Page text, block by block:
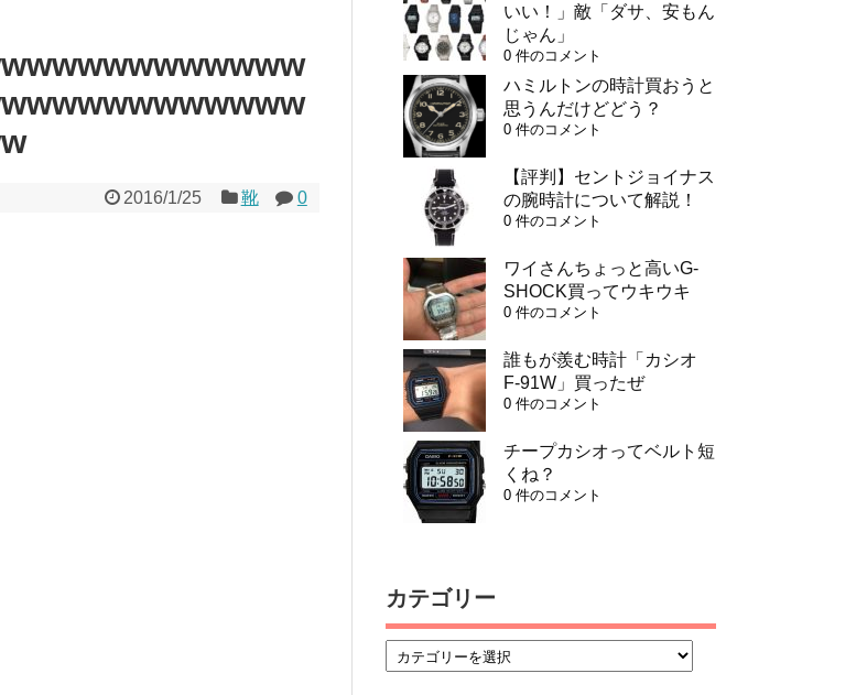
2016/1/25 靴 0
いい！」敵「ダサ、安もん
じゃん」
0 件のコメント
ハミルトンの時計買おうと
思うんだけどどう？
0 件のコメント
【評判】セントジョイナス
の腕時計について解説！
0 件のコメント
ワイさんちょっと高いG-
SHOCK買ってウキウキ
0 件のコメント
誰もが羨む時計「カシオ
F-91W」買ったぜ
0 件のコメント
チープカシオってベルト短
くね？
0 件のコメント
カテゴリー